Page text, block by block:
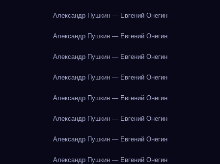
Александр Пушкин — Евгений Онегин
Александр Пушкин — Евгений Онегин
Александр Пушкин — Евгений Онегин
Александр Пушкин — Евгений Онегин
Александр Пушкин — Евгений Онегин
Александр Пушкин — Евгений Онегин
Александр Пушкин — Евгений Онегин
Александр Пушкин — Евгений Онегин